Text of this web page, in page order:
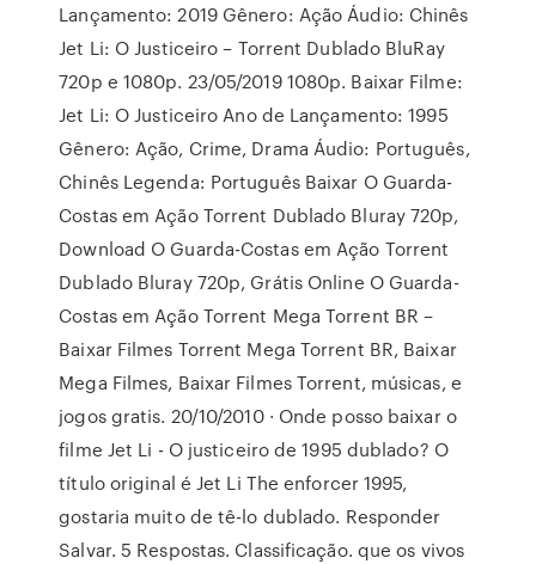
Lançamento: 2019 Gênero: Ação Áudio: Chinês
Jet Li: O Justiceiro – Torrent Dublado BluRay
720p e 1080p. 23/05/2019 1080p. Baixar Filme:
Jet Li: O Justiceiro Ano de Lançamento: 1995
Gênero: Ação, Crime, Drama Áudio: Português,
Chinês Legenda: Português Baixar O Guarda-
Costas em Ação Torrent Dublado Bluray 720p,
Download O Guarda-Costas em Ação Torrent
Dublado Bluray 720p, Grátis Online O Guarda-
Costas em Ação Torrent Mega Torrent BR –
Baixar Filmes Torrent Mega Torrent BR, Baixar
Mega Filmes, Baixar Filmes Torrent, músicas, e
jogos gratis. 20/10/2010 · Onde posso baixar o
filme Jet Li - O justiceiro de 1995 dublado? O
título original é Jet Li The enforcer 1995,
gostaria muito de tê-lo dublado. Responder
Salvar. 5 Respostas. Classificação. que os vivos